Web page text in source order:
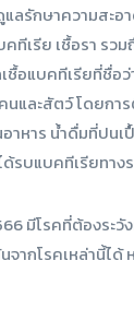
ลรักษาความสะอา
ทีเรีย เชื้อรา รว
ชื้อแบคทีเรียที่ชื่อ
และสัตว์ โดยกา
อาหาร น้ำดื่มที่ปน
ด้รบแบคทีเรียทา
มีโรคที่ต้องระ
ากโรคเหล่านี้ได้